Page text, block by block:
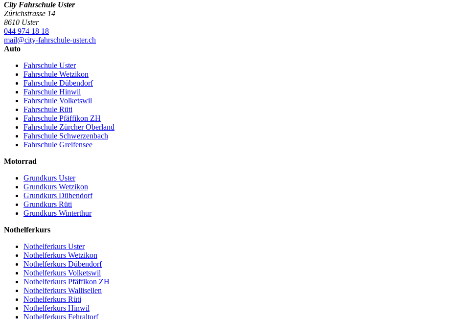
City Fahrschule Uster
Zürichstrasse 14
8610 Uster
044 974 18 18
mail@city-fahrschule-uster.ch
Auto
Fahrschule Uster
Fahrschule Wetzikon
Fahrschule Dübendorf
Fahrschule Hinwil
Fahrschule Volketswil
Fahrschule Rüti
Fahrschule Pfäffikon ZH
Fahrschule Zürcher Oberland
Fahrschule Schwerzenbach
Fahrschule Greifensee
Motorrad
Grundkurs Uster
Grundkurs Wetzikon
Grundkurs Dübendorf
Grundkurs Rüti
Grundkurs Winterthur
Nothelferkurs
Nothelferkurs Uster
Nothelferkurs Wetzikon
Nothelferkurs Dübendorf
Nothelferkurs Volketswil
Nothelferkurs Pfäffikon ZH
Nothelferkurs Wallisellen
Nothelferkurs Rüti
Nothelferkurs Hinwil
Nothelferkurs Fehraltorf